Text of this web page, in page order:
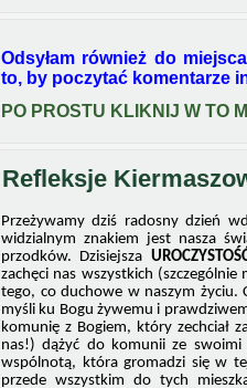
Odsyłam również do
to, by poczytać komentarze
PO PROSTU KLIKNIJ W TO
Refleksje
Przeżywamy dziś radosny dzień
widzialnym znakiem jest nasza
przodków. Dzisiejsza
zachęci nas wszystkich
tego, co duchowe w naszym życiu.
myśli ku Bogu żywemu i
komunię z Bogiem, który zechciał
nas!) dążyć do komunii ze
wspólnotą, która gromadzi się w
przede wszystkim do tych